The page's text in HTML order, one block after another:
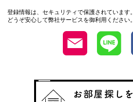
登録情報は、セキュリティで保護されています。
どうぞ安心して弊社サービスを御利用ください。